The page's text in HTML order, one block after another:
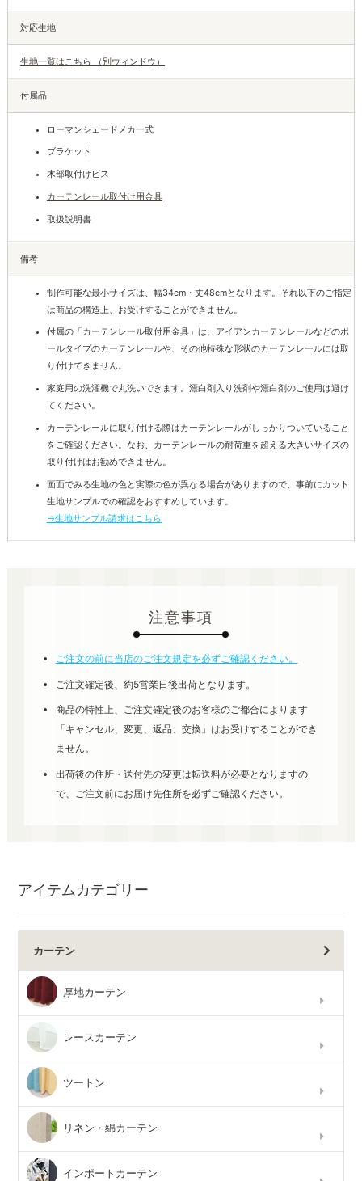
対応生地
生地一覧はこちら （別ウィンドウ）
付属品
ローマンシェードメカ一式
ブラケット
木部取付けビス
カーテンレール取付け用金具
取扱説明書
備考
制作可能な最小サイズは、幅34cm・丈48cmとなります。それ以下のご指定
は商品の構造上、お受けすることができません。
付属の「カーテンレール取付用金具」は、アイアンカーテンレールなどのポ
ールタイプのカーテンレールや、その他特殊な形状のカーテンレールには取
り付けできません。
家庭用の洗濯機で丸洗いできます。漂白剤入り洗剤や漂白剤のご使用は避け
てください。
カーテンレールに取り付ける際はカーテンレールがしっかりついていること
をご確認ください。なお、カーテンレールの耐荷重を超える大きいサイズの
取り付けはお勧めできません。
画面でみる生地の色と実際の色が異なる場合がありますので、事前にカット
生地サンプルでの確認をおすすめしています。
→生地サンプル請求はこちら
注意事項
ご注文の前に当店のご注文規定を必ずご確認ください。
ご注文確定後、約5営業日後出荷となります。
商品の特性上、ご注文確定後のお客様のご都合によります
「キャンセル、変更、返品、交換」はお受けすることができ
ません。
出荷後の住所・送付先の変更は転送料が必要となりますの
で、ご注文前にお届け先住所を必ずご確認ください。
アイテムカテゴリー
カーテン
厚地カーテン
レースカーテン
ツートン
リネン・綿カーテン
インポートカーテン